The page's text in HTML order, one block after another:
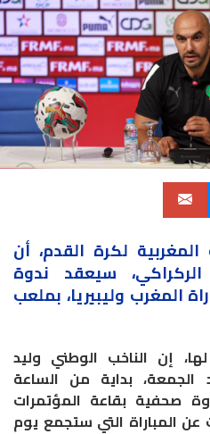
لكرة القدم، أن
الركراكي، سيعقد ندوة
المغرب وليبيريا، بملعب
إن الناخب الوطني وليد
الجمعة، بداية من الساعة
صحفية بقاعة المؤتمرات
عن المباراة التي ستجمع يوم